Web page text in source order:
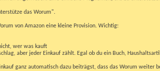
das Worum".
von Amazon eine kleine Provision. Wichtig:
wer was kauft
aber jeder Einkauf zählt. Egal ob du ein Buch,
ganz automatisch dazu beiträgst, dass das Worum weiter